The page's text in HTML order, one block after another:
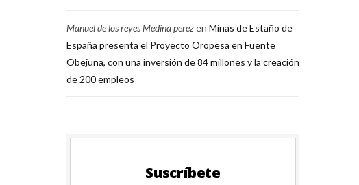
Manuel de los reyes Medina perezen Minas de Estaño de
España presenta el Proyecto Oropesa en Fuente
Obejuna, con una inversión de 84 millones y la creación
de 200 empleos
Suscríbete